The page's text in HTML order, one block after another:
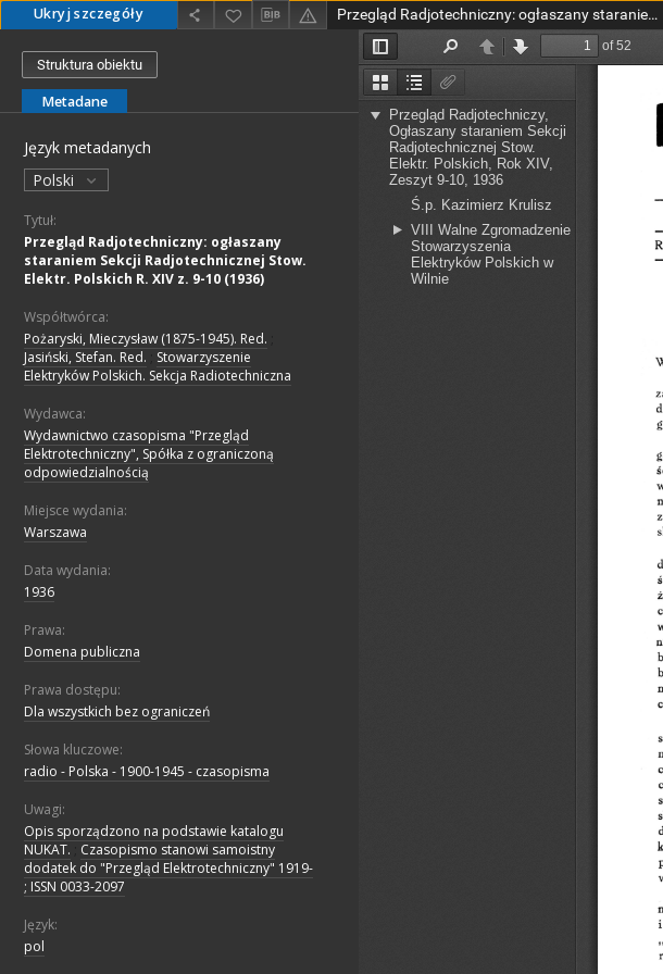
Ukryj szczegóły Przegląd Radjotechniczny: ogłaszany staraniem Sekcji Radjotechnicznej Stow. Elektr. Polskich R. XIV z. 9-10 (1936)
Struktura obiektu
Metadane
Język metadanych
Polski
Tytuł:
Przegląd Radjotechniczny: ogłaszany
staraniem Sekcji Radjotechnicznej Stow.
Elektr. Polskich R. XIV z. 9-10 (1936)
Współtwórca:
Pożaryski, Mieczysław (1875-1945). Red.
Jasiński, Stefan. Red.
Stowarzyszenie
Elektryków Polskich. Sekcja Radiotechniczna
Wydawca:
Wydawnictwo czasopisma "Przegląd
Elektrotechniczny", Spółka z ograniczoną
odpowiedzialnością
Miejsce wydania:
Warszawa
Data wydania:
1936
Prawa:
Domena publiczna
Prawa dostępu:
Dla wszystkich bez ograniczeń
Słowa kluczowe:
radio - Polska - 1900-1945 - czasopisma
Uwagi:
Opis sporządzono na podstawie katalogu
NUKAT.
Czasopismo stanowi samoistny
dodatek do "Przegląd Elektrotechniczny" 1919-
; ISSN 0033-2097
Język:
pol